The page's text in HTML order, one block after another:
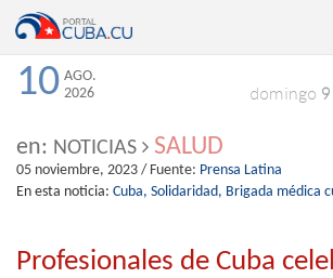
10 AGO.
2026
domingo
en: NOTICIAS SALUD
05 noviembre, 2023 / Fuente: Prensa Latina
En esta noticia: Cuba, Solidaridad, Brigada médica
Profesionales de Cuba